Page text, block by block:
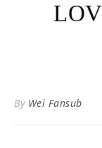
By Wei Fansub